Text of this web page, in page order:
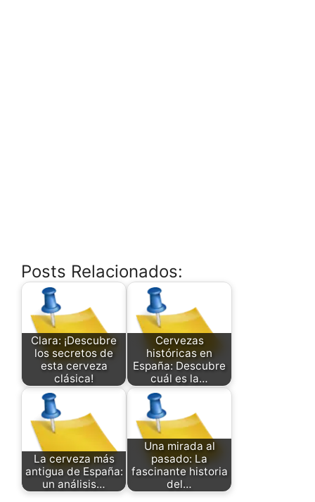
Posts Relacionados:
Clara: ¡Descubre
los secretos de
esta cerveza
clásica!
Cervezas
históricas en
España: Descubre
cuál es la…
La cerveza más
antigua de España:
un análisis…
Una mirada al
pasado: La
fascinante historia
del…